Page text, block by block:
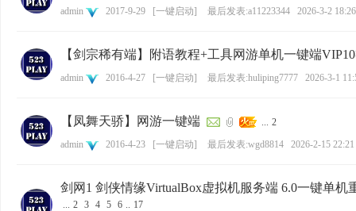
admin 2017-9-29 [一键启动] 最后发表:a11223344 2026-3-2 18:26
【剑宗稀有端】附语教程+工具网游单机一键端
admin 2016-4-27 [一键启动] 最后发表:huliping7777 2026-3-1
【凤舞天骄】网游一键端 ... 2
admin
2016-4-23 [一键启动] 最后发表:wgd8814 2026-2-15 22:21
剑网1 剑侠情缘VirtualBox虚拟机服务端 6.0一键单
... 2 3 4 5 6 .. 17